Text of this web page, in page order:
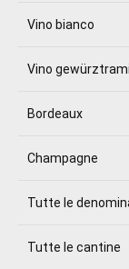
Vino bianco
Vino
Bordeaux
Champagne
Tutte le
Tutte le cantine